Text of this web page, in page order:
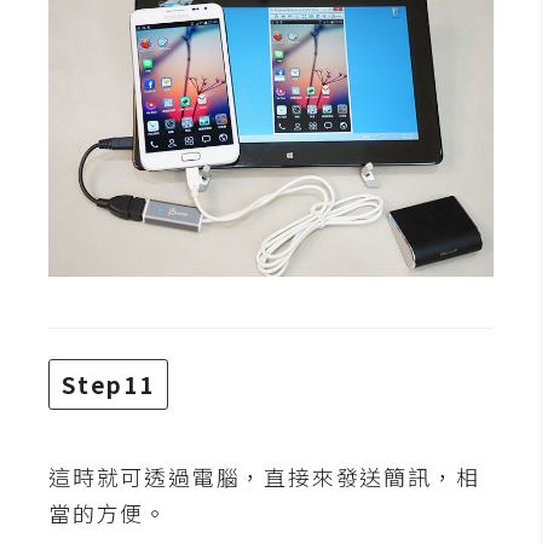
Step11
這時就可透過電腦，直接來發送簡訊，相
當的方便。